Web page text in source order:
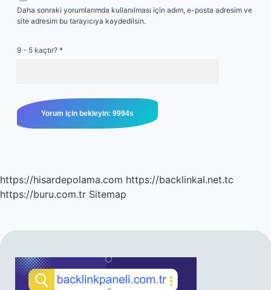
Daha sonraki yorumlarımda kullanılması için adım, e-posta adresim ve
site adresim bu tarayıcıya kaydedilsin.
9 - 5 kaçtır? *
https://hisardepolama.com https://backlinkal.net.tc
https://buru.com.tr Sitemap
SIDEBAR